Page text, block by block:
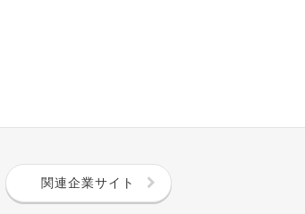
関連企業サイト